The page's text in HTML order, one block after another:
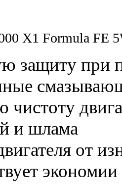
X1 Formula FE
защиту при
и шлама
от